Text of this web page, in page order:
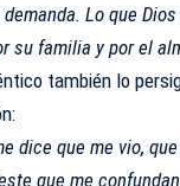
Lo que
su familia y por el
también lo
dice que me vio,
que me